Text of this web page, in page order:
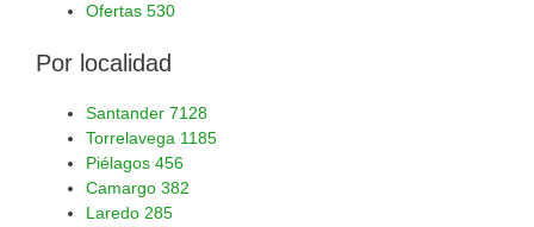
Ofertas 530
Por localidad
Santander 7128
Torrelavega 1185
Piélagos 456
Camargo 382
Laredo 285